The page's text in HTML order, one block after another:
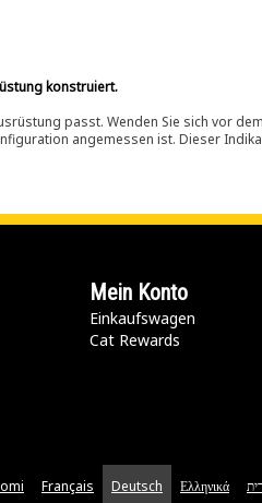
konstruiert.
passt. Wenden Sie sich vor
angemessen ist. Dieser
Mein Konto
Einkaufswagen
Cat Rewards
Français Deutsch Ελληνικά